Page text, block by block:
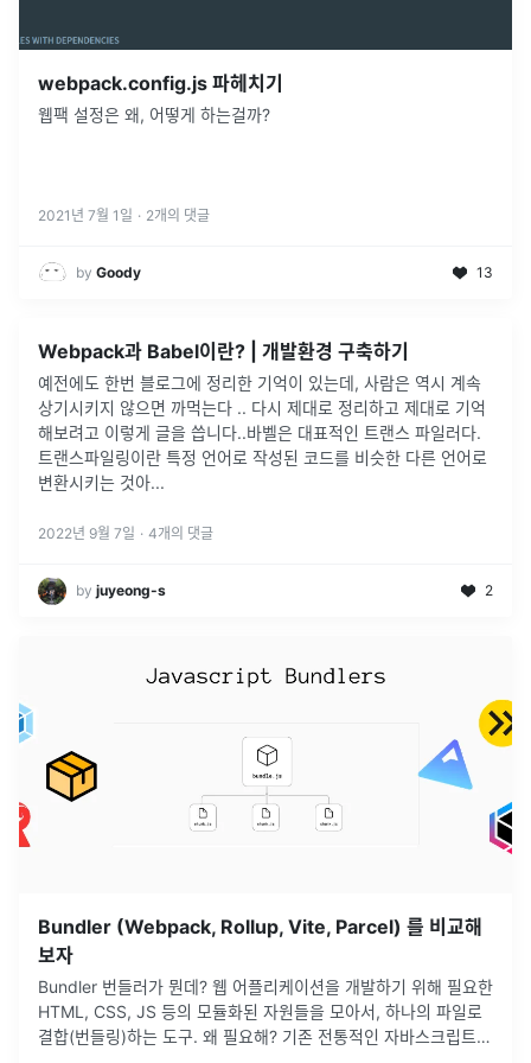
webpack.config.js 파헤치기
웹팩 설정은 왜, 어떻게 하는걸까?
2021년 7월 1일 · 2개의 댓글
by Goody 13
Webpack과 Babel이란? | 개발환경 구축하기
예전에도 한번 블로그에 정리한 기억이 있는데, 사람은 역시 계속
상기시키지 않으면 까먹는다 .. 다시 제대로 정리하고 제대로 기억
해보려고 이렇게 글을 씁니다..바벨은 대표적인 트랜스 파일러다.
트랜스파일링이란 특정 언어로 작성된 코드를 비슷한 다른 언어로
변환시키는 것아...
2022년 9월 7일 · 4개의 댓글
by juyeong-s 2
Bundler (Webpack, Rollup, Vite, Parcel) 를 비교해
보자
Bundler 번들러가 뭔데? 웹 어플리케이션을 개발하기 위해 필요한
HTML, CSS, JS 등의 모듈화된 자원들을 모아서, 하나의 파일로
결합(번들링)하는 도구. 왜 필요해? 기존 전통적인 자바스크립트